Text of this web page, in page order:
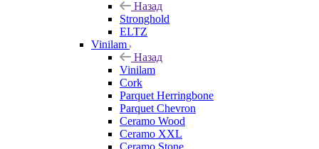
Назад
Stronghold
ELTZ
Vinilam
Назад
Vinilam
Cork
Parquet Herringbone
Parquet Chevron
Ceramo Wood
Ceramo XXL
Ceramo Stone